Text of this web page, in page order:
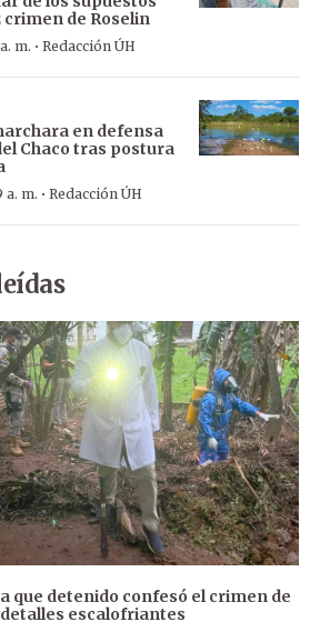
de Roselin
m. · Redacción ÚH
en defensa
Chaco tras postura
a. m. · Redacción ÚH
que detenido confesó el crimen de
detalles escalofriantes